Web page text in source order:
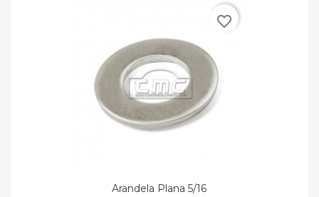
Arandela Plana 5/16
favorite_border